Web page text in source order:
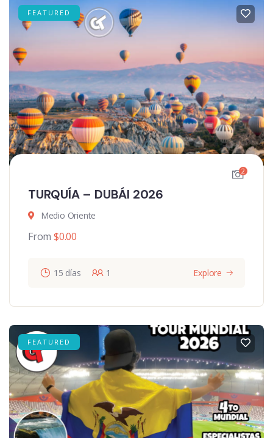
FEATURED
2
TURQUÍA – DUBÁI 2026
Medio Oriente
From $0.00
15 días 1 Explore
FEATURED